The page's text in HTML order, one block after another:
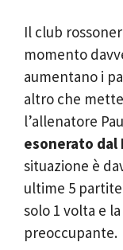
Il club
momento
aumentano i
altro che
l’allenatore
esonerato dal
situazione è
ultime 5
solo 1 volta e
preoccupante.